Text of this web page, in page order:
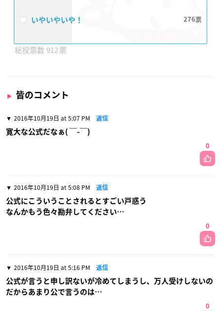
いやいやいや！ 276
912
皆のコメント
2016年10月19日 at 5:07 PM 返信
寛大な公式だなぁ( ￣-￣)
0
2016年10月19日 at 5:08 PM 返信
公式にこういうことされるとすごい戸惑う
なんかもう色々勘弁してください…
0
2016年10月19日 at 5:16 PM 返信
公式が言うと申し訳ないが冷めてしまうし、万人受けしないの
だからあまり公で言うのは…
0